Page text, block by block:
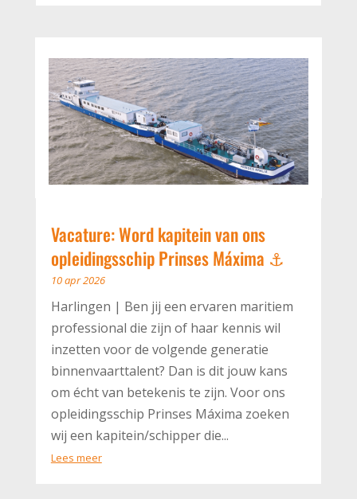
Vacature: Word kapitein van ons
opleidingsschip Prinses Máxima ⚓
10 apr 2026
Harlingen | Ben jij een ervaren maritiem
professional die zijn of haar kennis wil
inzetten voor de volgende generatie
binnenvaarttalent? Dan is dit jouw kans
om écht van betekenis te zijn. Voor ons
opleidingsschip Prinses Máxima zoeken
wij een kapitein/schipper die...
Lees meer